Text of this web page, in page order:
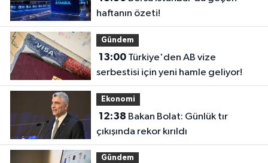
haftanın özeti!
Gündem
13:00Türkiye'den AB vize
serbestisi için yeni hamle geliyor!
Ekonomi
12:38
çıkışında rekor kırıldı
Gündem